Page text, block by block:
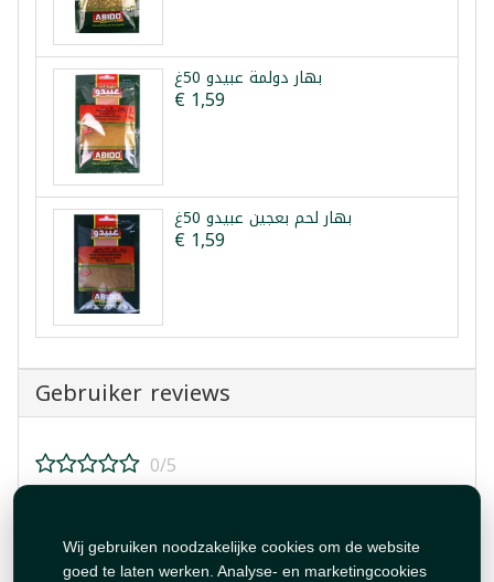
Wij gebruiken noodzakelijke cookies om de website
goed te laten werken. Analyse- en marketingcookies
بهار دولمة عبيدو 50غ
€ 1,59
بهار لحم بعجين عبيدو 50غ
€ 1,59
Gebruiker reviews
0/5